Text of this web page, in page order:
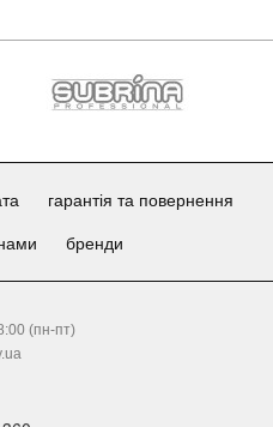
гарантія та повернення
бренди
(пн-пт)